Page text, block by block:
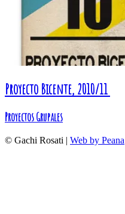
Proyecto Bicente, 2010/11
Proyectos Grupales
© Gachi Rosati | Web by Peana